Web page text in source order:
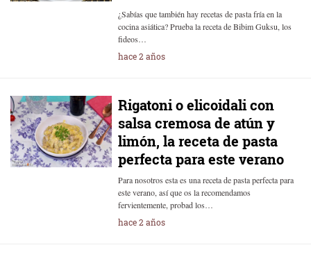
¿Sabías que también hay recetas de pasta fría en la
cocina asiática? Prueba la receta de Bibim Guksu, los
fideos…
hace 2 años
Rigatoni o elicoidali con
salsa cremosa de atún y
limón, la receta de pasta
perfecta para este verano
Para nosotros esta es una receta de pasta perfecta para
este verano, así que os la recomendamos
fervientemente, probad los…
hace 2 años